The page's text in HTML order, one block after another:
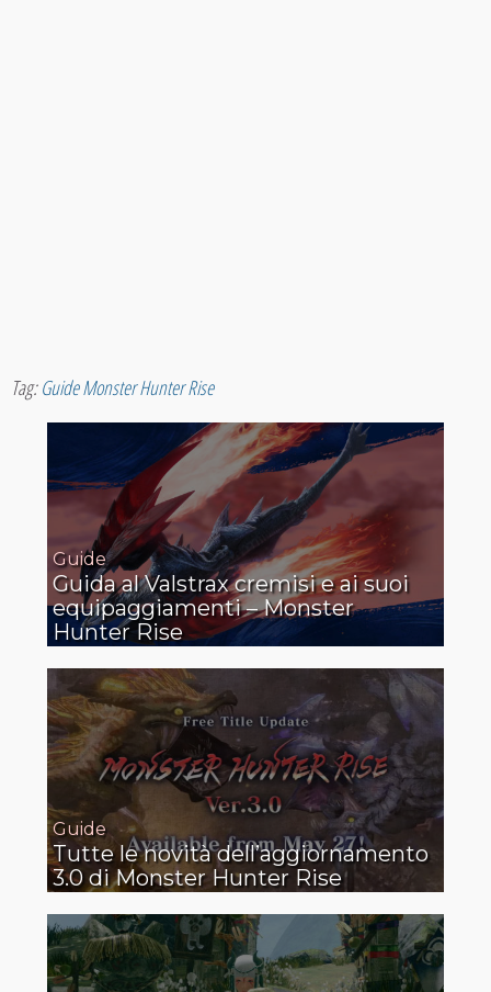
Tag:Guide Monster Hunter Rise
Guide
Guida al Valstrax cremisi e ai suoi
equipaggiamenti – Monster
Hunter Rise
Guide
Tutte le novità dell’aggiornamento
3.0 di Monster Hunter Rise